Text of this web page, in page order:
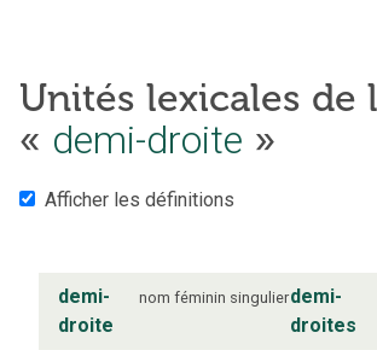
Unités lexicales de
« demi-droite »
Afficher les définitions
demi-
droite
nom féminin singulierdemi-
droites